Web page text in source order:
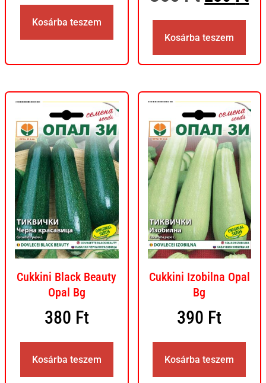
Kosárba teszem
Kosárba teszem
Cukkini Black Beauty
Opal Bg
380 Ft
Kosárba teszem
Cukkini Izobilna Opal
Bg
390 Ft
Kosárba teszem